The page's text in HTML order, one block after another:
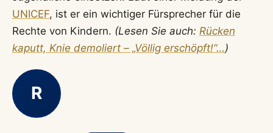
UNICEF, ist er ein wichtiger Fürsprecher für die
Rechte von Kindern. (Lesen Sie auch: Rücken
kaputt, Knie demoliert – „Völlig erschöpft!“…)
R